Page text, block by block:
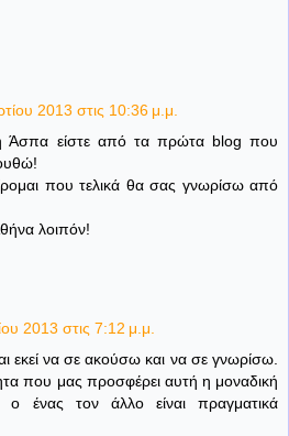
2013 στις 10:36 μ.μ.
η Άσπα είστε από τα πρώτα blog που
που τελικά θα σας γνωρίσω από
λοιπόν!
2013 στις 7:12 μ.μ.
εκεί να σε ακούσω και να σε γνωρίσω.
που μας προσφέρει αυτή η μοναδική
ο ένας τον άλλο είναι πραγματικά